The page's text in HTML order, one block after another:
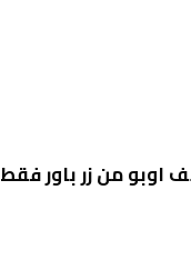
اوبو من زر باور فقط